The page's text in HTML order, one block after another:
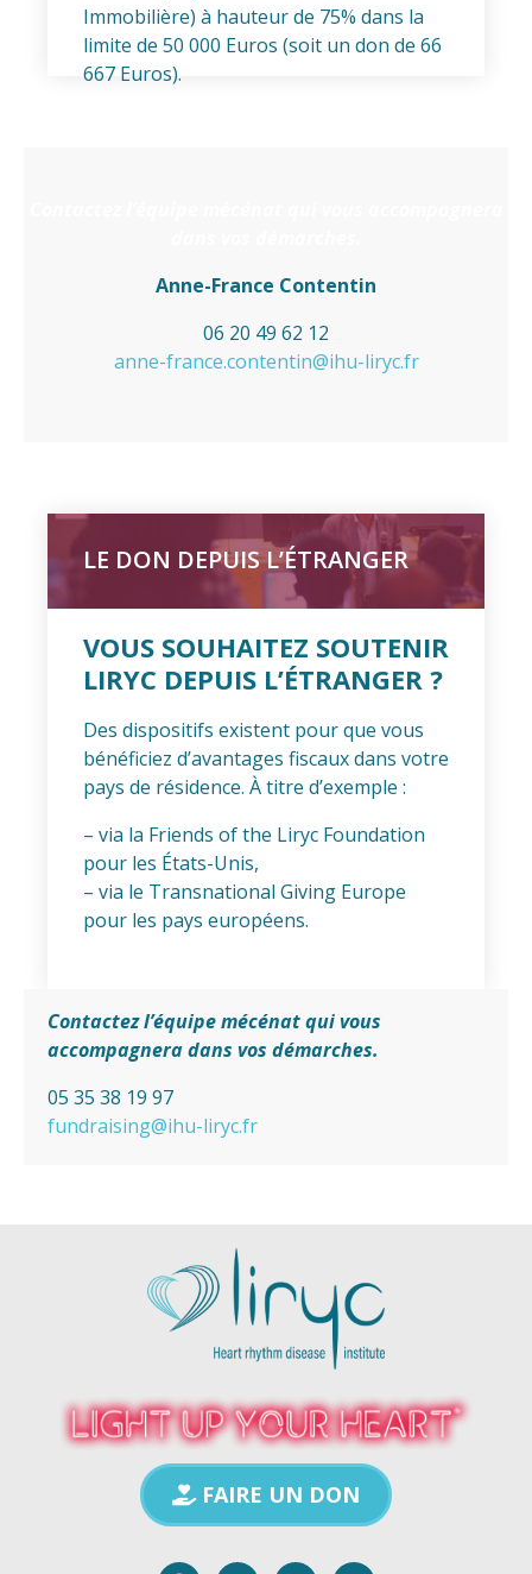
Immobilière) à hauteur de 75% dans la
limite de 50 000 Euros (soit un don de 66
667 Euros).
Anne-France Contentin
06 20 49 62 12
anne-france.contentin@ihu-liryc.fr
LE DON DEPUIS L’ÉTRANGER
VOUS SOUHAITEZ SOUTENIR
LIRYC DEPUIS L’ÉTRANGER ?
Des dispositifs existent pour que vous
bénéficiez d’avantages fiscaux dans votre
pays de résidence. À titre d’exemple :
– via la Friends of the Liryc Foundation
pour les États-Unis,
– via le Transnational Giving Europe
pour les pays européens.
Contactez l’équipe mécénat qui vous
accompagnera dans vos démarches.
05 35 38 19 97
fundraising@ihu-liryc.fr
FAIRE UN DON